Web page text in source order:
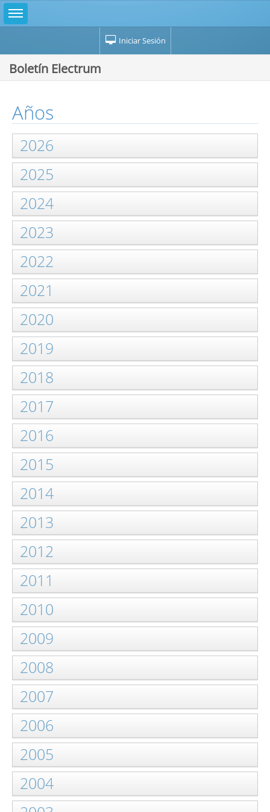
Iniciar Sesión
Boletín Electrum
Años
2026
2025
2024
2023
2022
2021
2020
2019
2018
2017
2016
2015
2014
2013
2012
2011
2010
2009
2008
2007
2006
2005
2004